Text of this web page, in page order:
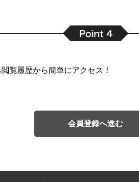
覧履歴から簡単にアクセス！
会員登録へ進む